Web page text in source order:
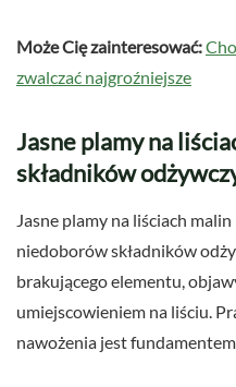
Może Cię zainteresować:
zwalczać najgroźniejsze
Jasne plamy na
składników
Jasne plamy na liściach
niedoborów składników
brakującego elementu,
umiejscowieniem na liściu.
nawożenia jest